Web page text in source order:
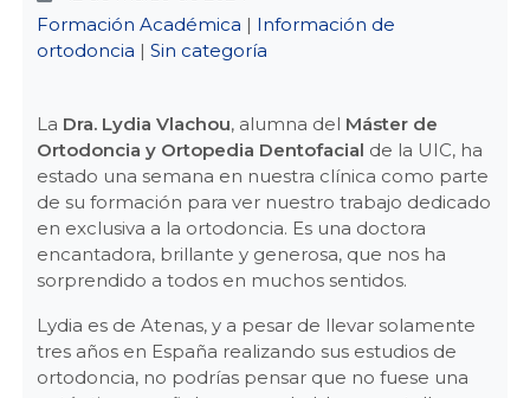
Categories
Formación Académica | Información de
ortodoncia | Sin categoría
La Dra. Lydia Vlachou, alumna del Máster de
Ortodoncia y Ortopedia Dentofacial de la UIC, ha
estado una semana en nuestra clínica como parte
de su formación para ver nuestro trabajo dedicado
en exclusiva a la ortodoncia. Es una doctora
encantadora, brillante y generosa, que nos ha
sorprendido a todos en muchos sentidos.
Lydia es de Atenas, y a pesar de llevar solamente
tres años en España realizando sus estudios de
ortodoncia, no podrías pensar que no fuese una